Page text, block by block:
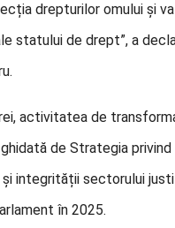
drepturilor omului și
statului de drept”, a
activitatea de
de Strategia privind
integrității sectorului
în 2025.